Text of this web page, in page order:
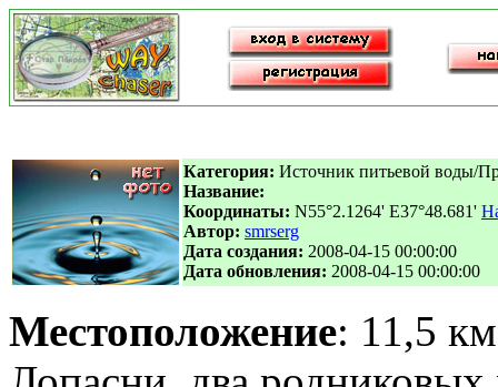
Категория: Источник питьевой воды/
Название:
Координаты: N55°2.1264' E37°48.681'
Автор: smrserg
Дата создания: 2008-04-15 00:00:00
Дата обновления: 2008-04-15 00:00:00
Местоположение: 11,5